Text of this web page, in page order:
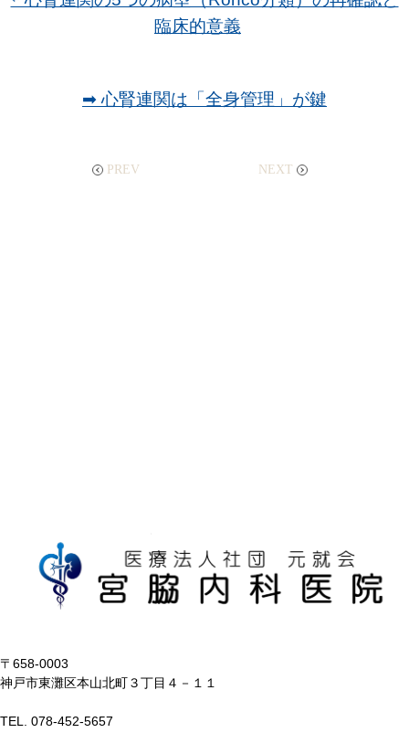
臨床的意義
➡ 心腎連関は「全身管理」が鍵
PREV NEXT
〒658-0003
神戸市東灘区本山北町３丁目４－１１
TEL. 078-452-5657